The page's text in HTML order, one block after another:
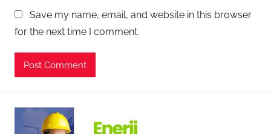
k
r
Save my name, email, and website in this browser
for the next time I comment.